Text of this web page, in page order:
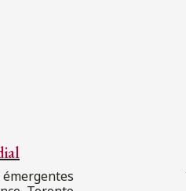
émergentes